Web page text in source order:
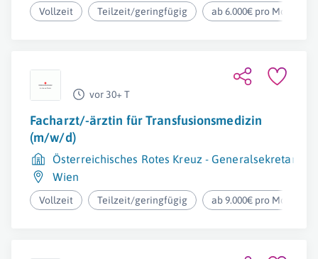
Vollzeit Teilzeit/geringfügig ab 6.000€ pro Monat
vor 30+ T
Facharzt/-ärztin für Transfusionsmedizin
(m/w/d)
Österreichisches Rotes Kreuz - Generalsekretariat
Wien
Vollzeit Teilzeit/geringfügig ab 9.000€ pro Monat